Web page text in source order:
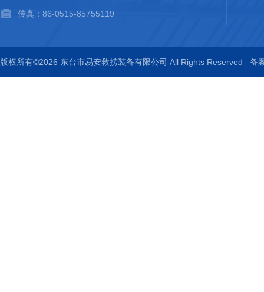
传真：86-0515-85755119
版权所有©2026 东台市易安救捞装备有限公司 All Rights Reserved 备